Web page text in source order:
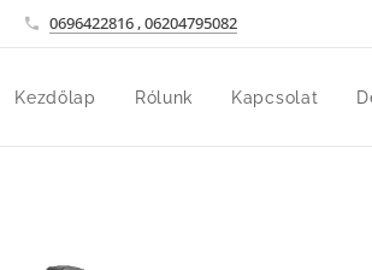
0696422816 , 06204795082
Kezdőlap Rólunk Kapcsolat